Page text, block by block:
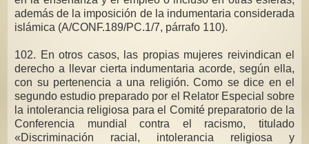
además de la imposición de la indumentaria considerada
islámica (A/CONF.189/PC.1/7, párrafo 110).
102. En otros casos, las propias mujeres reivindican el
derecho a llevar cierta indumentaria acorde, según ella,
con su pertenencia a una religión. Como se dice en el
segundo estudio preparado por el Relator Especial sobre
la intolerancia religiosa para el Comité preparatorio de la
Conferencia mundial contra el racismo, titulado
«Discriminación racial, intolerancia religiosa y